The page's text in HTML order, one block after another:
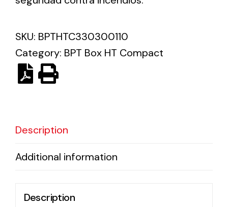
Iluminación Solar
SKU: BPTHTC330300110
Category: BPT Box HT Compact
Description
Additional information
Description